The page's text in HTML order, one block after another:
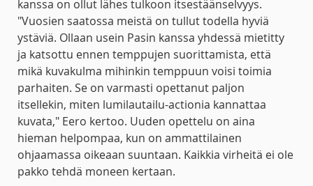
kanssa on ollut lähes tulkoon itsestäänselvyys.
"Vuosien saatossa meistä on tullut todella hyviä
ystäviä. Ollaan usein Pasin kanssa yhdessä mietitty
ja katsottu ennen temppujen suorittamista, että
mikä kuvakulma mihinkin temppuun voisi toimia
parhaiten. Se on varmasti opettanut paljon
itsellekin, miten lumilautailu-actionia kannattaa
kuvata," Eero kertoo. Uuden opettelu on aina
hieman helpompaa, kun on ammattilainen
ohjaamassa oikeaan suuntaan. Kaikkia virheitä ei ole
pakko tehdä moneen kertaan.